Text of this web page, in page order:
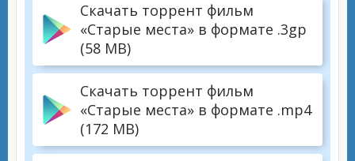
Скачать торрент фильм
«Старые места» в формате .3gp
(58 MB)
Скачать торрент фильм
«Старые места» в формате .mp4
(172 MB)